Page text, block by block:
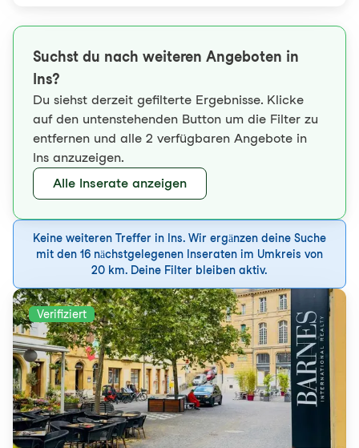
Suchst du nach weiteren Angeboten in
Ins?
Du siehst derzeit gefilterte Ergebnisse. Klicke
auf den untenstehenden Button um die Filter zu
entfernen und alle 2 verfügbaren Angebote in
Ins anzuzeigen.
Alle Inserate anzeigen
Keine weiteren Treffer in Ins. Wir ergänzen deine Suche
mit den 16 nächstgelegenen Inseraten im Umkreis von
20 km. Deine Filter bleiben aktiv.
Verifiziert